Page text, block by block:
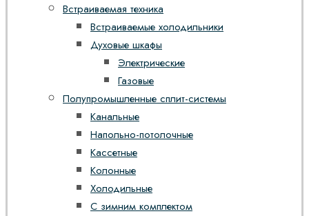
Встраиваемая техника
Встраиваемые холодильники
Духовые шкафы
Электрические
Газовые
Полупромышленные сплит-системы
Канальные
Напольно-потолочные
Кассетные
Колонные
Холодильные
С зимним комплектом